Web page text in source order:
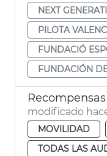
NEXT
PILOTA
FUNDACIÓ
FUNDACIÓN
modificado
MOVILIDAD
TODAS LAS